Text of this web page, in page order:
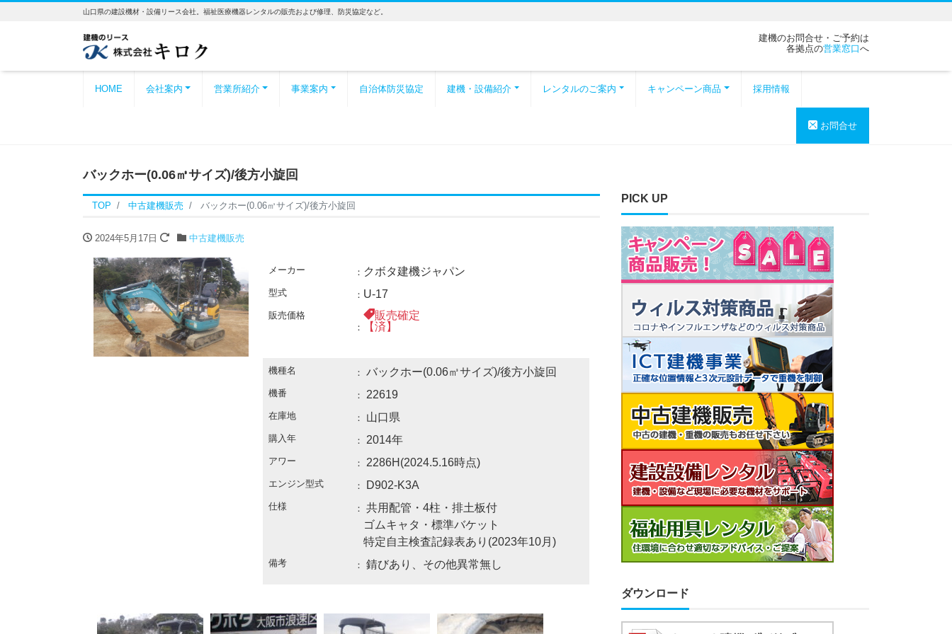
山口県の建設機材・設備リース会社。福祉医療機器レンタルの販売および修理、防災協定など。
建機のお問合せ・ご予約は
各拠点の営業窓口へ
HOME 会社案内 営業所紹介 事業案内 自治体防災協定 建機・設備紹介 レンタルのご案内 キャンペーン商品 採用情報
お問合せ
バックホー(0.06㎥サイズ)/後方小旋回
TOP 中古建機販売 バックホー(0.06㎥サイズ)/後方小旋回
2024年5月17日 中古建機販売
メーカー クボタ建機ジャパン
型式 U-17
販売価格
販売確定
【済】
機種名 バックホー(0.06㎥サイズ)/後方小旋回
機番 22619
在庫地 山口県
購入年 2014年
アワー 2286H(2024.5.16時点)
エンジン型式 D902-K3A
仕様
共用配管・4柱・排土板付
ゴムキャタ・標準バケット
特定自主検査記録表あり(2023年10月)
備考 錆びあり、その他異常無し
PICK UP
ダウンロード